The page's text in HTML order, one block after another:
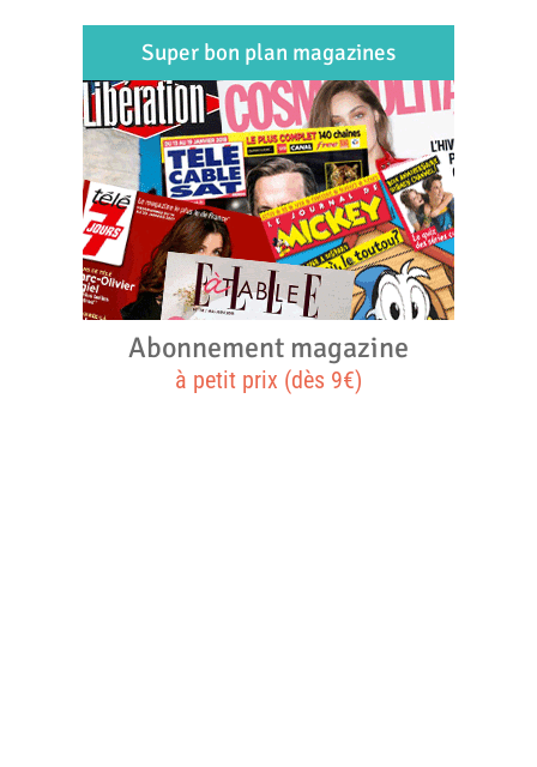
Super bon plan magazines
Abonnement magazine
à petit prix (dès 9€)